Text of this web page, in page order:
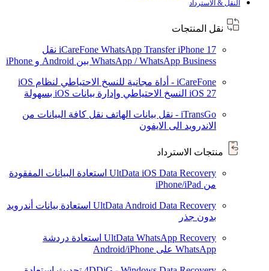
النقل & الاسترداد
نقل المنتجات
iCareFone WhatsApp TransferiPhone 17
نقل
WhatsApp / WhatsApp Business بين Android و iPhone
iCareFone - أداة مجانية للنسخ الاحتياطي لنظام iOS
iOS 27 النسخ الاحتياطي وإدارة بيانات iOS بسهولة
iTransGo - نقل بيانات الهاتف
نقل كافة البيانات من
الاندرويد الى الايفون
منتجات الاسترداد
UltData iOS Data Recovery استعادة البيانات المفقودة
من iPhone/iPad
UltData Android Data Recovery استعادة بيانات أندرويد
بدون جذر
UltData WhatsApp Recovery استعادة دردشة
WhatsApp على Android/iPhone